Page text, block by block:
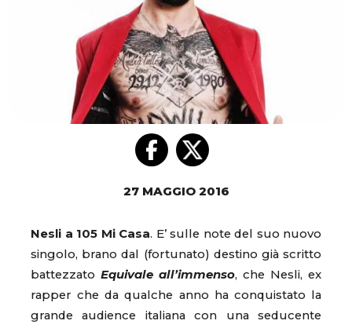
27 MAGGIO 2016
Nesli a 105 Mi Casa. E’ sulle note del suo nuovo
singolo, brano dal (fortunato) destino già scritto
battezzato Equivale all’immenso, che Nesli, ex
rapper che da qualche anno ha conquistato la
grande audience italiana con una seducente